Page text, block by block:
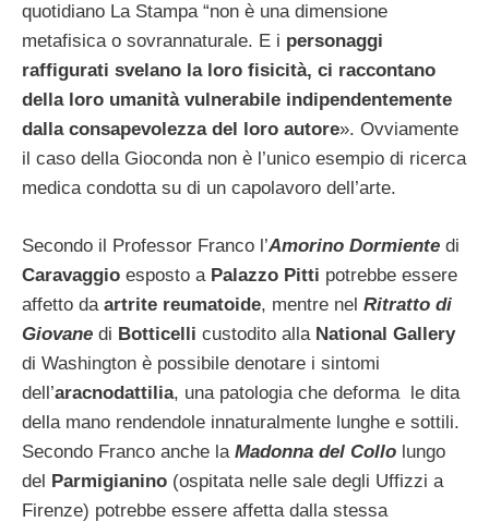
quotidiano La Stampa “non è una dimensione
metafisica o sovrannaturale. E i personaggi
raffigurati svelano la loro fisicità, ci raccontano
della loro umanità vulnerabile indipendentemente
dalla consapevolezza del loro autore». Ovviamente
il caso della Gioconda non è l’unico esempio di ricerca
medica condotta su di un capolavoro dell’arte.
Secondo il Professor Franco l’Amorino Dormiente di
Caravaggio esposto a Palazzo Pitti potrebbe essere
affetto da artrite reumatoide, mentre nel Ritratto di
Giovane di Botticelli custodito alla National Gallery
di Washington è possibile denotare i sintomi
dell’aracnodattilia, una patologia che deforma le dita
della mano rendendole innaturalmente lunghe e sottili.
Secondo Franco anche la Madonna del Collo lungo
del Parmigianino (ospitata nelle sale degli Uffizzi a
Firenze) potrebbe essere affetta dalla stessa